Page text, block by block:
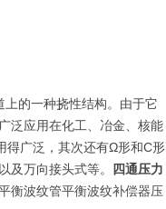
的一种挠性结构。由于它
泛应用在化工、冶金、核能
得广泛，其次还有Ω形和C形
及万向接头式等。
四通压力
衡波纹管平衡波纹补偿器压